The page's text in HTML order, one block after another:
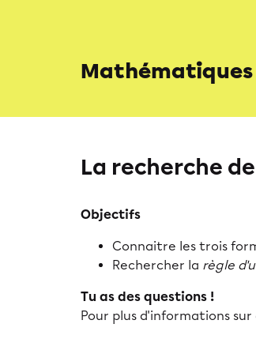
Mathématiques
La recherche
Objectifs
Connaitre les trois
Rechercher la règle
Tu as des questions !
Pour plus d'informations